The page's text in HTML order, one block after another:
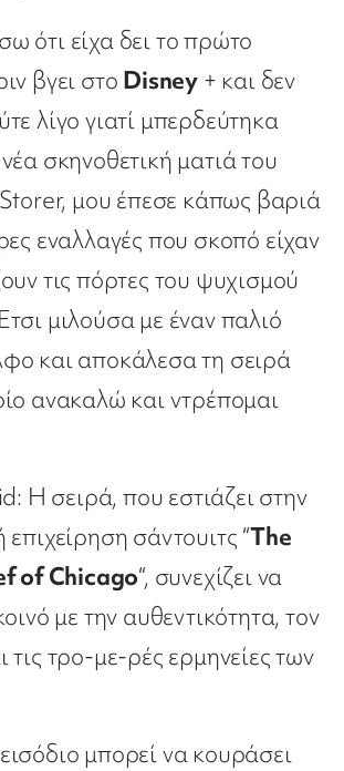
ότι είχα δει το πρώτο
βγει στο Disney + και δεν
λίγο γιατί μπερδεύτηκα
σκηνοθετική ματιά του
μου έπεσε κάπως βαριά
εναλλαγές που σκοπό είχαν
τις πόρτες του ψυχισμού
μιλούσα με έναν παλιό
και αποκάλεσα τη σειρά
ανακαλώ και ντρέπομαι
Η σειρά, που εστιάζει στην
επιχείρηση σάντουιτς “The
of Chicago“, συνεχίζει να
με την αυθεντικότητα, τον
τις τρο-με-ρές ερμηνείες των
μπορεί να κουράσει